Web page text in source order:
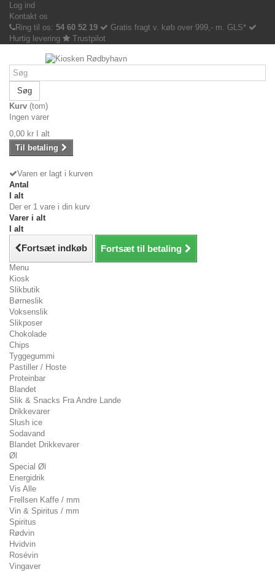
Log ind
Kontakt os
Ring til os: 54 60 52 19
Gratis fragt v. køb over 999,- m. GLS*
Hurtig levering
Trustpilot
Søg
Kurv (tom)
Ingen varer
0,00 kr
I alt
Til betaling
Varen er lagt i kurven
Antal
I alt
Der er 1 vare i din kurv
Varer i alt
I alt
Fortsæt indkøb Fortsæt til betaling
Menu
Kiosk
Slikbutik
Børneslik
Voksenslik
Slikposer
Chokolade
Chips
Tyggegummi
Pastiller / Hoste
Proteinbar
Blandet
Slik & Snacks Fra Andre Lande
Drikkevarer
Slush ice
Sodavand
Blandet Drikkevarer
Øl
Special Øl
Energidrik
Vis Alle
Frellsen Kaffe / mm
Vin & Spiritus / mm
Spiritus
Rødvin
Hvidvin
Rosévin
Vingaver